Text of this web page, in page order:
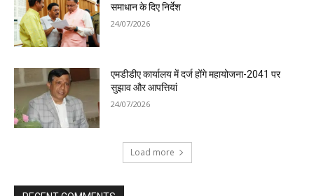
समाधान के दिए निर्देश
24/07/2026
एमडीडीए कार्यालय में दर्ज होंगे महायोजना-2041 पर
सुझाव और आपत्तियां
24/07/2026
Load more